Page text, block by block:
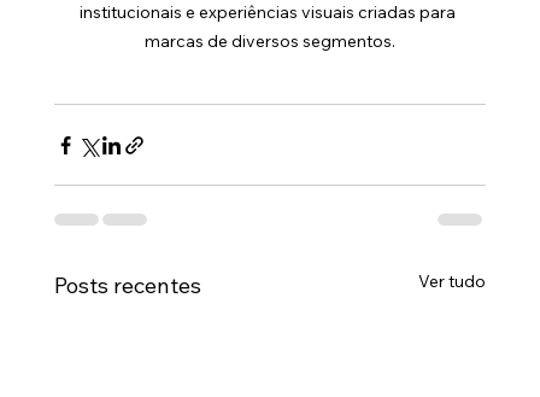
institucionais e experiências visuais criadas para
marcas de diversos segmentos.
Posts recentes Ver tudo